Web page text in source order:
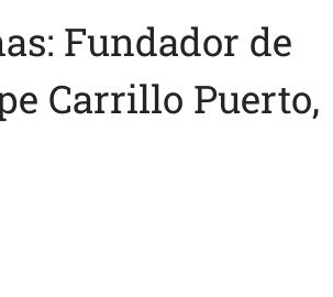
Fundador de
Carrillo Puerto,